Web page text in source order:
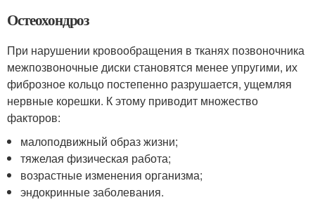
Остеохондроз
При нарушении кровообращения в тканях позвоночника
межпозвоночные диски становятся менее упругими, их
фиброзное кольцо постепенно разрушается, ущемляя
нервные корешки. К этому приводит множество
факторов:
малоподвижный образ жизни;
тяжелая физическая работа;
возрастные изменения организма;
эндокринные заболевания.